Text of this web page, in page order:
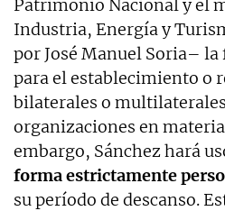
Patrimonio Nacional y el
Industria, Energía y
por José Manuel Soria– la
para el establecimiento o
bilaterales o
organizaciones en
embargo, Sánchez hará
forma estrictamente
su período de descanso.